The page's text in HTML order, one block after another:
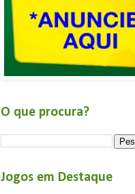
O que procura?
Jogos em Destaque